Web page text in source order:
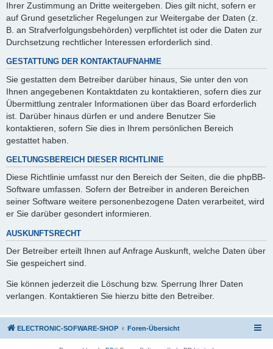
Ihrer Zustimmung an Dritte weitergeben. Dies gilt nicht, sofern er
auf Grund gesetzlicher Regelungen zur Weitergabe der Daten (z.
B. an Strafverfolgungsbehörden) verpflichtet ist oder die Daten zur
Durchsetzung rechtlicher Interessen erforderlich sind.
GESTATTUNG DER KONTAKTAUFNAHME
Sie gestatten dem Betreiber darüber hinaus, Sie unter den von
Ihnen angegebenen Kontaktdaten zu kontaktieren, sofern dies zur
Übermittlung zentraler Informationen über das Board erforderlich
ist. Darüber hinaus dürfen er und andere Benutzer Sie
kontaktieren, sofern Sie dies in Ihrem persönlichen Bereich
gestattet haben.
GELTUNGSBEREICH DIESER RICHTLINIE
Diese Richtlinie umfasst nur den Bereich der Seiten, die die phpBB-
Software umfassen. Sofern der Betreiber in anderen Bereichen
seiner Software weitere personenbezogene Daten verarbeitet, wird
er Sie darüber gesondert informieren.
AUSKUNFTSRECHT
Der Betreiber erteilt Ihnen auf Anfrage Auskunft, welche Daten über
Sie gespeichert sind.
Sie können jederzeit die Löschung bzw. Sperrung Ihrer Daten
verlangen. Kontaktieren Sie hierzu bitte den Betreiber.
ELECTRONIC-SOFWARE-SHOP Foren-Übersicht